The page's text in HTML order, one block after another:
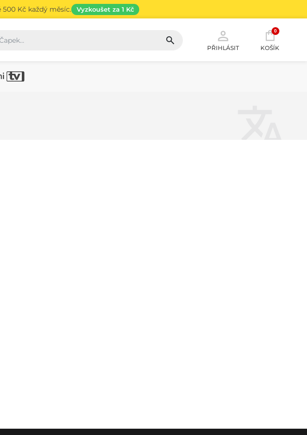
Kč každý měsíc. Vyzkoušet za 1 Kč
PŘIHLÁSIT
0
KOŠÍK